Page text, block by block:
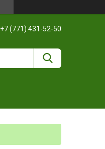
+7 (771) 431-52-50